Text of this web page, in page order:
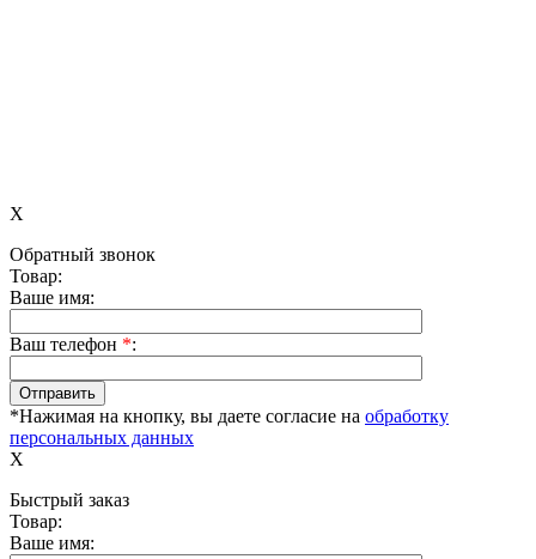
X
Обратный звонок
Товар:
Ваше имя:
Ваш телефон *:
*Нажимая на кнопку, вы даете согласие на обработку
персональных данных
X
Быстрый заказ
Товар:
Ваше имя: